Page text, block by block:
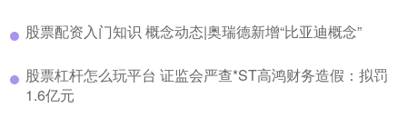
股票配资入门知识 概念动态|奥瑞德新增“比亚迪概念”
股票杠杆怎么玩平台 证监会严查*ST高鸿财务造假：拟罚
1.6亿元